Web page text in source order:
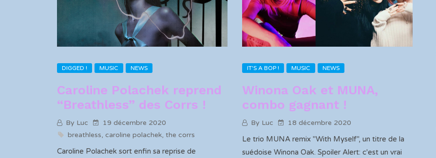
DIGGED ! MUSIC NEWS
Caroline Polachek reprend
“Breathless” des Corrs !
By Luc
19 décembre 2020
breathless, caroline polachek, the corrs
Caroline Polachek sort enfin sa reprise de
IT'S A BOP ! MUSIC NEWS
Winona Oak et MUNA,
combo gagnant !
By Luc 18 décembre 2020
Le trio MUNA remix "With Myself", un titre de la
suédoise Winona Oak. Spoiler Alert: c'est un vrai